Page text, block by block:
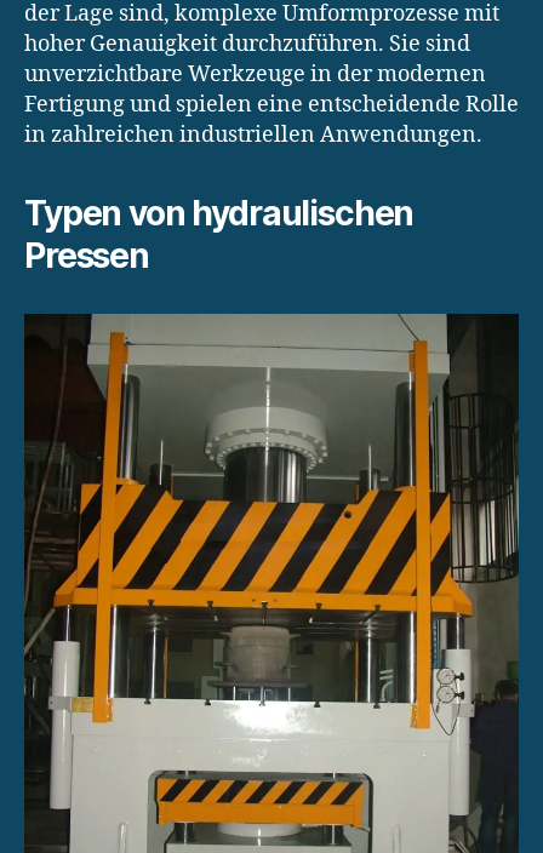
der Lage sind, komplexe Umformprozesse mit
hoher Genauigkeit durchzuführen. Sie sind
unverzichtbare Werkzeuge in der modernen
Fertigung und spielen eine entscheidende Rolle
in zahlreichen industriellen Anwendungen.
Typen von hydraulischen
Pressen